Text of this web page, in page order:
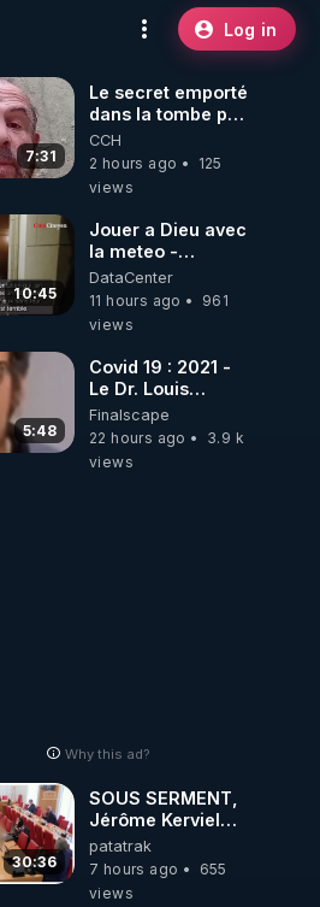
Log in
7:31
Le secret emporté
dans la tombe par
le Commandant
Cousteau le 25
juin 1997
CCH
2 hours ago
125
views
10:45
Jouer a Dieu avec
la meteo -
Citoicitoyen
DataCenter
11 hours ago
961
views
5:48
Covid 19 : 2021 -
Le Dr. Louis
Fouché renverse
le plateau de
CNews !
Finalscape
22 hours ago
3.9 k
views
Why this ad?
30:36
SOUS SERMENT,
Jérôme Kerviel
balance tout à
l'Assemblée !
patatrak
7 hours ago
655
views